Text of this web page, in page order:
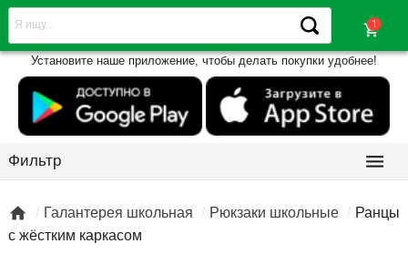
shopping_cart
Установите наше приложение, чтобы делать покупки удобнее!
Фильтр 
 Галантерея школьная Рюкзаки школьные
Ранцы
с жёстким каркасом